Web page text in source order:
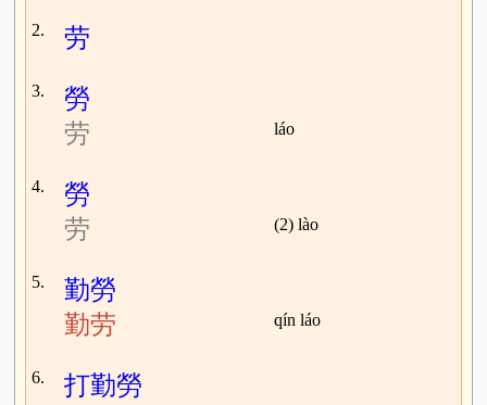
2. 劳
3.
勞
劳
láo
4.
勞
劳
(2) lào
5.
勤勞
勤劳
qín láo
6.
打勤勞